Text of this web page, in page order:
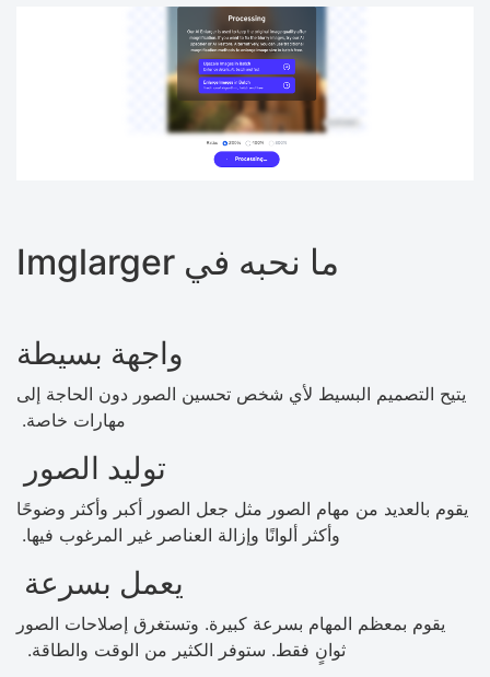
ما نحبه في Imglarger
واجهة بسيطة
يتيح التصميم البسيط لأي شخص تحسين الصور دون الحاجة إلى
مهارات خاصة.
توليد الصور
يقوم بالعديد من مهام الصور مثل جعل الصور أكبر وأكثر وضوحًا
وأكثر ألوانًا وإزالة العناصر غير المرغوب فيها.
يعمل بسرعة
يقوم بمعظم المهام بسرعة كبيرة. وتستغرق إصلاحات الصور
ثوانٍ فقط. ستوفر الكثير من الوقت والطاقة.